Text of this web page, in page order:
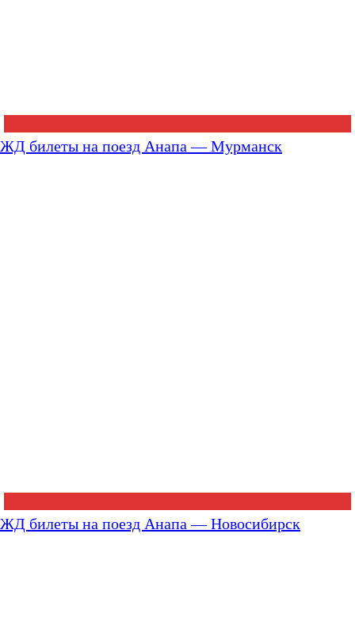
ЖД билеты на поезд Анапа — Мурманск
ЖД билеты на поезд Анапа — Новосибирск